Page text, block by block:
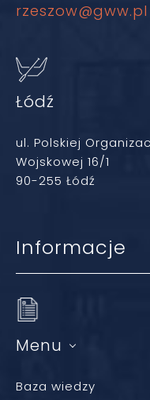
rzeszow@gww.pl
Łódź
ul. Polskiej
Wojskowej 16/1
90-255 Łódź
Informacje
Menu
Baza wiedzy